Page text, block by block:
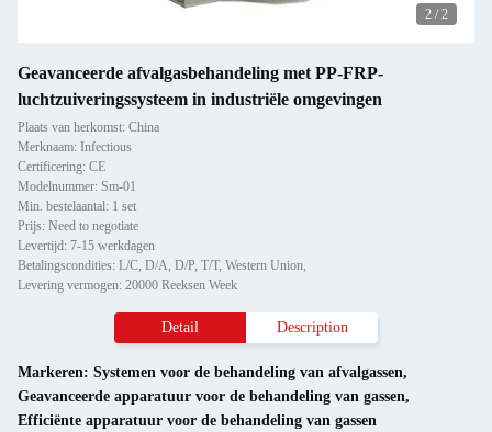
2 / 2
Geavanceerde afvalgasbehandeling met PP-FRP-
luchtzuiveringssysteem in industriële omgevingen
Plaats van herkomst: China
Merknaam: Infectious
Certificering: CE
Modelnummer: Sm-01
Min. bestelaantal: 1 set
Prijs: Need to negotiate
Levertijd: 7-15 werkdagen
Betalingscondities: L/C, D/A, D/P, T/T, Western Union,
Levering vermogen: 20000 Reeksen Week
Detail Description
Markeren: Systemen voor de behandeling van afvalgassen,
Geavanceerde apparatuur voor de behandeling van gassen,
Efficiënte apparatuur voor de behandeling van gassen